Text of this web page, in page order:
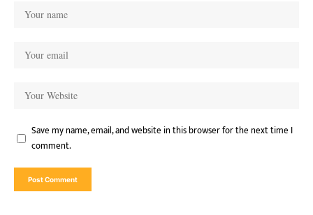
Save my name, email, and website in this browser for the next time I
comment.